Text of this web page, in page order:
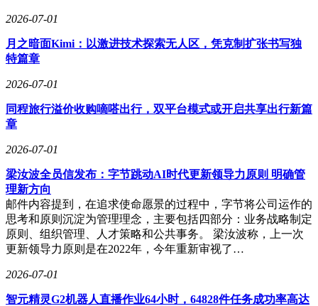
农产品、家居等品类不同，保健食品需要平衡成本、利润与供
应商话语权。头部品牌已与上游形成稳定利益链，新玩家在原
料采购议价中处于劣势。若选择中小供应商，又需投入更多资
源确保产品质量稳定。
在“优思益事件”后，市场对其产品质量的审视将更为严格，任
何品控问题都可能引发连锁反应。直播电商的流量特性与保健
力，考验着运营团队的策略能力。
目前，东方甄选的保健品类已涵盖膳食补充、跨境保健等多个
方向，其“全品类”战略再进一步。但能否在竞争激烈的市场中
站稳脚跟，仍需观察其供应链管理能力、产品研发实力及消费
者信任度建设。这场由行业乱象引发的市场变局，正促使更多
参与者重新思考健康消费领域的商业逻辑。
2026-07-01
月之暗面Kimi：以激进技术探索无人区，凭克制扩张书写独
特篇章
2026-07-01
同程旅行溢价收购嘀嗒出行，双平台模式或开启共享出行新篇
章
2026-07-01
梁汝波全员信发布：字节跳动AI时代更新领导力原则 明确管
理新方向
邮件内容提到，在追求使命愿景的过程中，字节将公司运作的
思考和原则沉淀为管理理念，主要包括四部分：业务战略制定
原则、组织管理、人才策略和公共事务。 梁汝波称，上一次
更新领导力原则是在2022年，今年重新审视了…
2026-07-01
智元精灵G2机器人直播作业64小时，64828件任务成功率高达